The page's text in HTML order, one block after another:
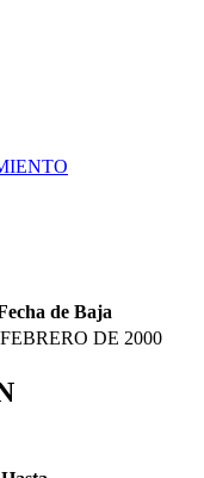
de Baja
DE 2000